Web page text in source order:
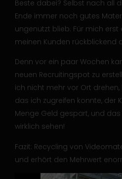
Beste dabei? Selbst nach all
Ende immer noch gutes
ungenutzt blieb. Für mich
meinen Kunden rückblickend
Denn vor ein paar Wochen
neuen Recruitingspot zu
ich nicht mehr vor Ort
das ich zugreifen konnte, der
Menge Geld gespart, und
wirklich sehen!
Fazit: Recycling von
und erhört den Mehrwert